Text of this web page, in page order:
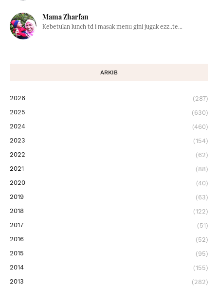
Mama Zharfan
Kebetulan lunch td i masak menu gini jugak ezz..te...
ARKIB
2026
(287)
2025
(630)
2024
(460)
2023
(154)
2022
(62)
2021
(88)
2020
(40)
2019
(63)
2018
(122)
2017
(51)
2016
(52)
2015
(95)
2014
(155)
2013
(282)